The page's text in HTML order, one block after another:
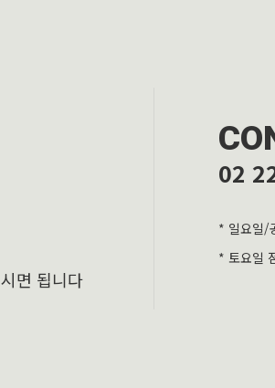
면 됩니다
02
* 일요일/
* 토요일